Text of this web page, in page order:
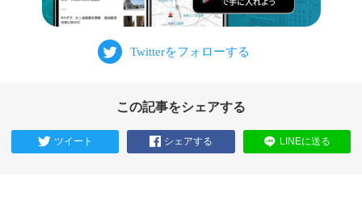
この記事をシェアする
ツイート シェアする LINEに送る